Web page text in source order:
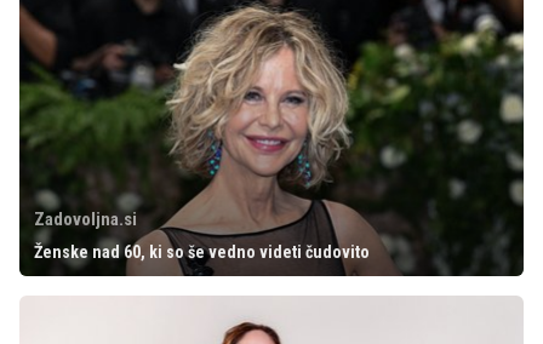
Zadovoljna.si
Ženske nad 60, ki so še vedno videti čudovito